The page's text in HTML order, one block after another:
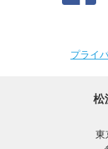
プライ
松
東